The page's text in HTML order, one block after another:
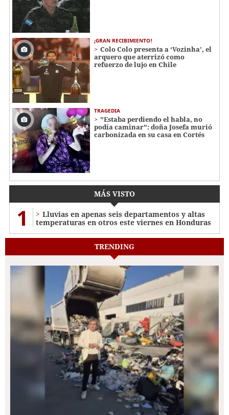
¡GRAN RECIBIMIENTO!
Colo Colo presenta a ‘Vozinha’, el
arquero que aterrizó como
refuerzo de lujo en Chile
TRAGEDIA
"Estaba perdiendo el habla, no
podía caminar": doña Josefa murió
carbonizada en su casa en Cortés
MÁS VISTO
1
Lluvias en apenas seis departamentos y altas
temperaturas en otros este viernes en Honduras
TRENDING